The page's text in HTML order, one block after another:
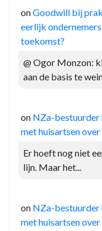
onGoodwill bij
eerlijk
toekomst?
@ Ogor Monzon:
aan de basis te
on NZa-bestuurder
met huisartsen
Er hoeft nog niet
lijn. Maar het...
on NZa-bestuurder
met huisartsen